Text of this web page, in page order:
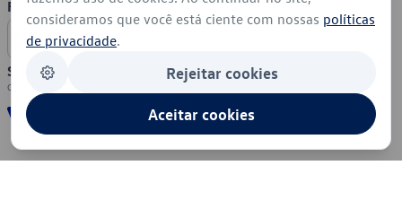
Formas de Pagamento
Segurança
consideramos que você está ciente com nossas políticas
de privacidade.
Rejeitar cookies
Aceitar cookies